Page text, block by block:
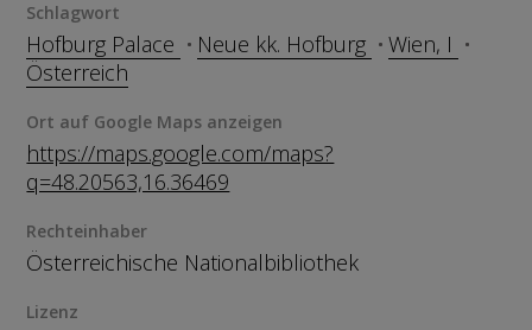
Schlagwort
Hofburg Palace Neue kk. Hofburg
Wien, I
Österreich
Ort auf Google Maps anzeigen
https://maps.google.com/maps?
q=48.20563,16.36469
Rechteinhaber
Österreichische Nationalbibliothek
Lizenz